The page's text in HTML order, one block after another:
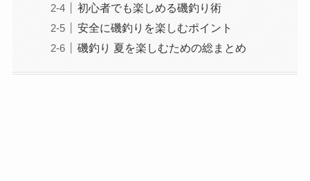
初心者でも楽しめる磯釣り術
安全に磯釣りを楽しむポイント
磯釣り 夏を楽しむための総まとめ